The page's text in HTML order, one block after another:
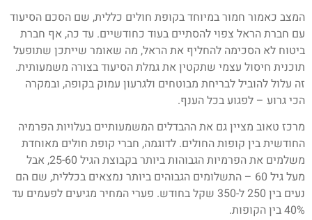
המצב כאמור חמור במיוחד בקופת חולים כללית, שם הסכם הסיעוד
עם חברת הראל צפוי להסתיים בעוד כחודשיים. עד כה, אף חברת
ביטוח לא הסכימה להחליף את הראל, מה שאומר שייתכן שתופעל
תוכנית חיסול עצמי שתקטין את גמלת הסיעוד בצורה משמעותית.
זה עלול להוביל לבריחת מבוטחים ולגרעון עמוק בקופה, ובמקרה
הכי גרוע – לפגוע בכל הענף.
מרכז טאוב מציין גם את ההבדלים המשמעותיים בעלויות הפרמיה
החודשית בין קופות החולים. לדוגמה, חברי קופת חולים מאוחדת
משלמים את הפרמיות הגבוהות ביותר בקבוצת הגיל 25-60, אבל
מעל גיל 60 – התשלומים הגבוהים ביותר נמצאים בכללית, שם הם
נעים בין 250 ל-350 שקל בחודש. פערי המחיר מגיעים לפעמים עד
40% בין הקופות.